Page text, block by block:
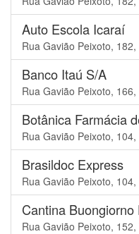
Auto Escola Icaraí
Rua Gavião Peixoto,
Banco Itaú S/A
Rua Gavião Peixoto,
Botânica Farmácia
Rua Gavião Peixoto,
Brasildoc Express
Rua Gavião Peixoto,
Cantina Buongiorno
Rua Gavião Peixoto,